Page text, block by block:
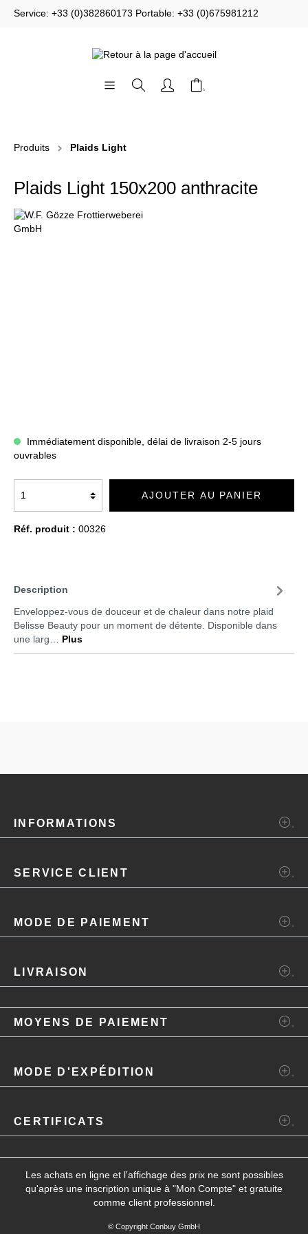
Service: +33 (0)382860173 Portable: +33 (0)675981212
Produits Plaids Light
Plaids Light 150x200 anthracite
Immédiatement disponible, délai de livraison 2-5 jours
ouvrables
AJOUTER AU PANIER
Réf. produit : 00326
Description
Enveloppez-vous de douceur et de chaleur dans notre plaid
Belisse Beauty pour un moment de détente. Disponible dans
une larg… Plus
INFORMATIONS
SERVICE CLIENT
MODE DE PAIEMENT
LIVRAISON
MOYENS DE PAIEMENT
MODE D'EXPÉDITION
CERTIFICATS
Les achats en ligne et l'affichage des prix ne sont possibles
qu'après une inscription unique à "Mon Compte" et gratuite
comme client professionnel.
© Copyright Conbuy GmbH